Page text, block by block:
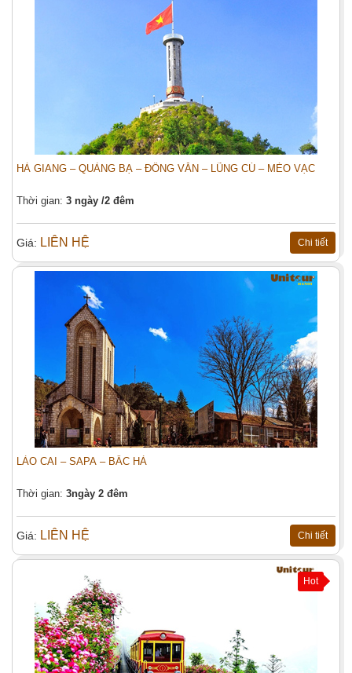
HÀ GIANG – QUẢNG BẠ – ĐỒNG VĂN – LŨNG CÚ – MÈO VẠC
Thời gian: 3 ngày /2 đêm
Giá: LIÊN HỆ Chi tiết
LÀO CAI – SAPA – BẮC HÀ
Thời gian: 3ngày 2 đêm
Giá: LIÊN HỆ Chi tiết
Hot
Đặt tour:
TÂN TRÀO – ATK ĐỊNH HÓA – HỒ NÚI
CỐC
Họ tên (*)
Email (*):
Tiêu đề:
Số người (*): Người lớn
Trẻ em
Nội dung:
Đặt tour